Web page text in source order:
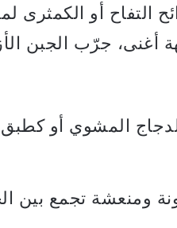
التفاح أو الكمثرى
أغنى، جرّب الجبن
المشوي أو
ومنعشة تجمع بين